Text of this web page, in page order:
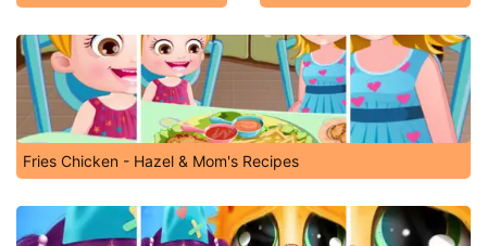
Fries Chicken - Hazel & Mom's Recipes